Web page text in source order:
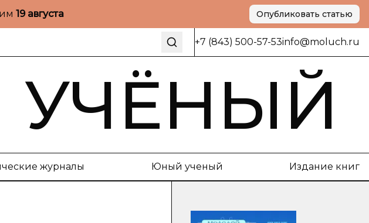
19 августа Опубликовать статью
+7 (843) 500-57-53info@moluch.ru
журналы Юный ученый Издание книг